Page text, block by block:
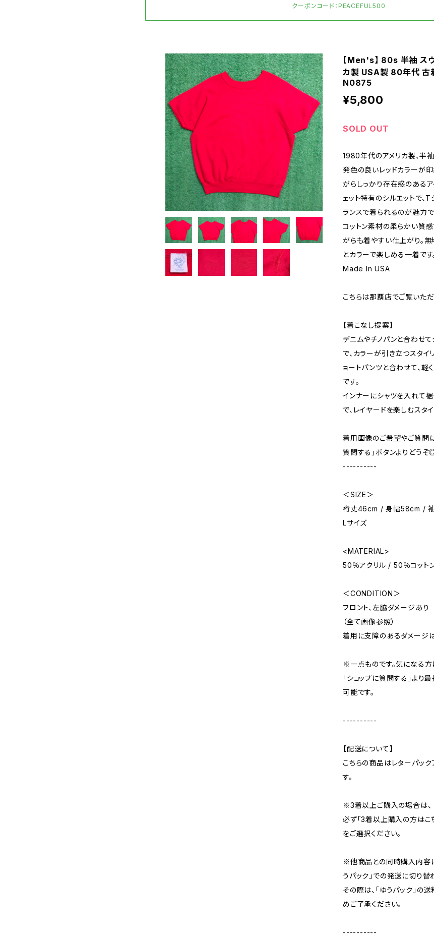
クーポンコード：PEACEFUL500
【Men's】 80s 半袖 ス
カ製 USA製 80年代 古
N0875
¥5,800
SOLD OUT
1980年代のアメリカ製、半袖
発色の良いレッドカラーが
がらしっかり存在感のある
ェット特有のシルエットで、
ランスで着られるのが魅力で
コットン素材の柔らかい質
がらも着やすい仕上がり。無
とカラーで楽しめる一着です
Made In USA
こちらは那覇店でご覧いただ
【着こなし提案】
デニムやチノパンと合わせ
で、カラーが引き立つスタイ
ョートパンツと合わせて、軽
です。
インナーにシャツを入れて
で、レイヤードを楽しむスタ
着用画像のご希望やご質問
質問する」ボタンよりどうぞ
----------
＜SIZE＞
裄丈46cm / 身幅58cm /
Lサイズ
<MATERIAL>
50％アクリル / 50％コット
＜CONDITION＞
フロント、左脇ダメージあり
（全て画像参照）
着用に支障のあるダメージは
※一点ものです。気になる方
「ショップに質問する」より
可能です。
----------
【配送について】
こちらの商品はレターパッ
す。
※3着以上ご購入の場合は、
必ず「3着以上購入の方はこ
をご選択ください。
※他商品との同時購入内容
うパック」での発送に切り替
その際は、「ゆうパック」の
めご了承ください。
----------